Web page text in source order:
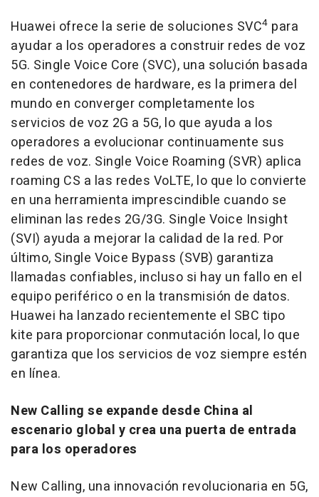
Huawei ofrece la serie de soluciones SVC4 para
ayudar a los operadores a construir redes de voz
5G. Single Voice Core (SVC), una solución basada
en contenedores de hardware, es la primera del
mundo en converger completamente los
servicios de voz 2G a 5G, lo que ayuda a los
operadores a evolucionar continuamente sus
redes de voz. Single Voice Roaming (SVR) aplica
roaming CS a las redes VoLTE, lo que lo convierte
en una herramienta imprescindible cuando se
eliminan las redes 2G/3G. Single Voice Insight
(SVI) ayuda a mejorar la calidad de la red. Por
último, Single Voice Bypass (SVB) garantiza
llamadas confiables, incluso si hay un fallo en el
equipo periférico o en la transmisión de datos.
Huawei ha lanzado recientemente el SBC tipo
kite para proporcionar conmutación local, lo que
garantiza que los servicios de voz siempre estén
en línea.
New Calling se expande desde China al
escenario global y crea una puerta de entrada
para los operadores
New Calling, una innovación revolucionaria en 5G,